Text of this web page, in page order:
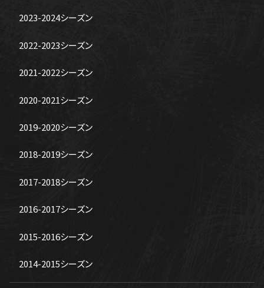
2023-2024シーズン
2022-2023シーズン
2021-2022シーズン
2020-2021シーズン
2019-2020シーズン
2018-2019シーズン
2017-2018シーズン
2016-2017シーズン
2015-2016シーズン
2014-2015シーズン